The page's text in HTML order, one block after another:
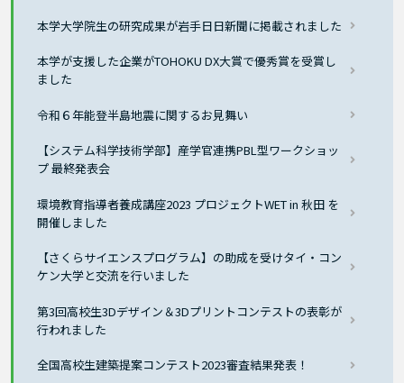
本学大学院生の研究成果が岩手日日新聞に掲載されました
本学が支援した企業がTOHOKU DX大賞で優秀賞を受賞し
ました
令和６年能登半島地震に関するお見舞い
【システム科学技術学部】産学官連携PBL型ワークショッ
プ 最終発表会
環境教育指導者養成講座2023 プロジェクトWET in 秋田 を
開催しました
【さくらサイエンスプログラム】の助成を受けタイ・コン
ケン大学と交流を行いました
第3回高校生3Dデザイン＆3Dプリントコンテストの表彰が
行われました
全国高校生建築提案コンテスト2023審査結果発表！